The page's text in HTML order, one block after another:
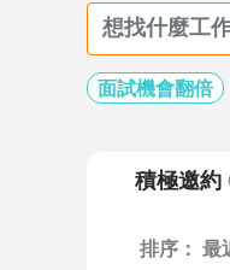
面試機會翻倍
積極邀約
排序： 最